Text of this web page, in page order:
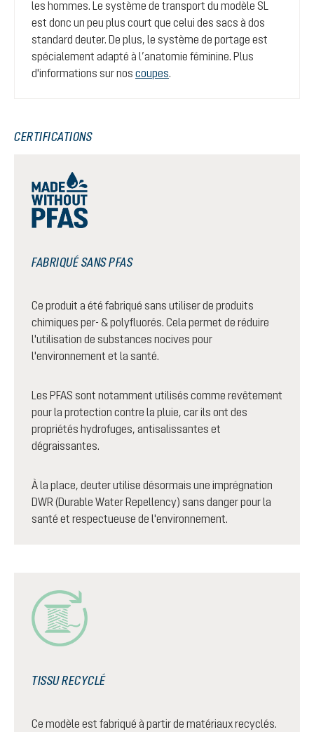
les hommes. Le système de transport du modèle SL
est donc un peu plus court que celui des sacs à dos
standard deuter. De plus, le système de portage est
spécialement adapté à l’anatomie féminine. Plus
d'informations sur nos coupes.
CERTIFICATIONS
FABRIQUÉ SANS PFAS
Ce produit a été fabriqué sans utiliser de produits
chimiques per- & polyfluorés. Cela permet de réduire
l'utilisation de substances nocives pour
l'environnement et la santé.
Les PFAS sont notamment utilisés comme revêtement
pour la protection contre la pluie, car ils ont des
propriétés hydrofuges, antisalissantes et
dégraissantes.
À la place, deuter utilise désormais une imprégnation
DWR (Durable Water Repellency) sans danger pour la
santé et respectueuse de l'environnement.
TISSU RECYCLÉ
Ce modèle est fabriqué à partir de matériaux recyclés.